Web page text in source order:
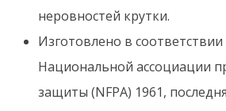
неровностей крутки.
Изготовлено в
Национальной ассоциации
защиты (NFPA) 1961,